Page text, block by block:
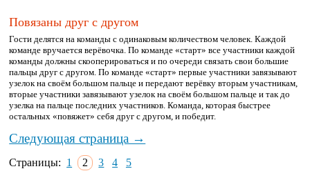
Повязаны друг с другом
Гости делятся на команды с одинаковым количеством человек. Каждой
команде вручается верёвочка. По команде «старт» все участники каждой
команды должны скооперироваться и по очереди связать свои большие
пальцы друг с другом. По команде «старт» первые участники завязывают
узелок на своём большом пальце и передают верёвку вторым участникам,
вторые участники завязывают узелок на своём большом пальце и так до
узелка на пальце последних участников. Команда, которая быстрее
остальных «повяжет» себя друг с другом, и победит.
Следующая страница →
Страницы: 1 2 3 4 5